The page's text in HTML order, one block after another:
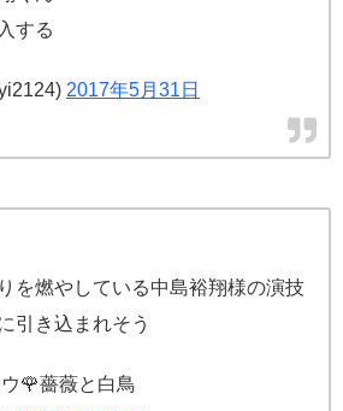
する
2017年5月31日
を燃やしている中島裕翔様の演技
引き込まれそう
🌹薔薇と白鳥